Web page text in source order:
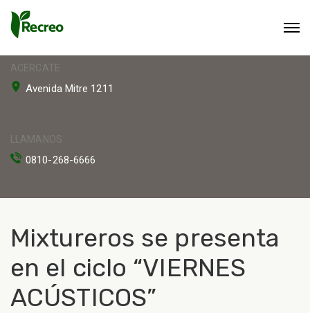
ACERCATE
Avenida Mitre 1211
LLAMANOS
0810-268-6666
Mixtureros se presenta
en el ciclo “VIERNES
ACÚSTICOS”